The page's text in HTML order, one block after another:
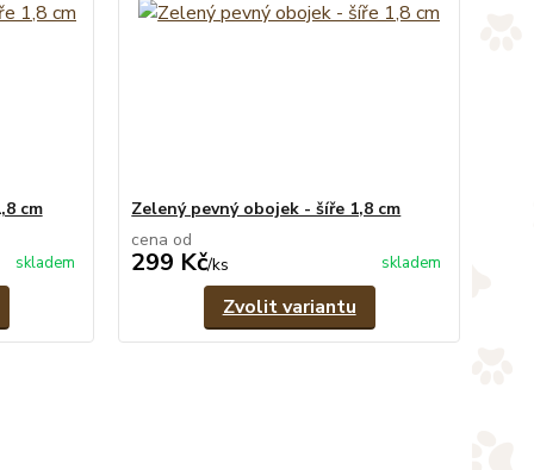
cm
skladem
Zelený pevný obojek - šíře 1,8 cm
cena od
299 Kč/ks skladem
Zvolit variantu